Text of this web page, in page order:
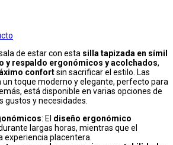
de estar con esta silla tapizada en símil
y respaldo ergonómicos y acolchados,
confortsin sacrificar el estilo. Las
un toque moderno y elegante, perfecto para
está disponible en varias opciones de
gustos y necesidades.
: El diseño ergonómico
largas horas, mientras que el
experiencia placentera.